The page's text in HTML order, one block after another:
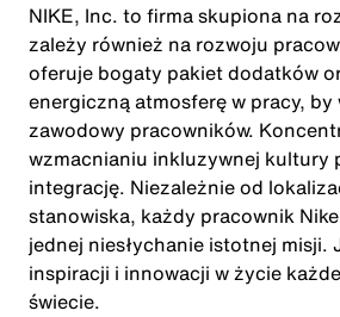
NIKE, Inc. to firma skupiona na
zależy również na rozwoju
oferuje bogaty pakiet dodatków
energiczną atmosferę w pracy,
zawodowy pracowników.
wzmacnianiu inkluzywnej kultury
integrację. Niezależnie od
stanowiska, każdy pracownik
jednej niesłychanie istotnej misji.
inspiracji i innowacji w życie
świecie.